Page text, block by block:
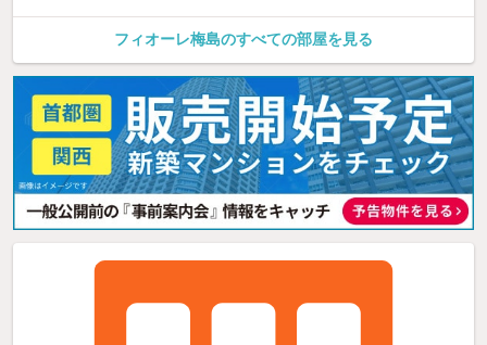
フィオーレ梅島のすべての部屋を見る